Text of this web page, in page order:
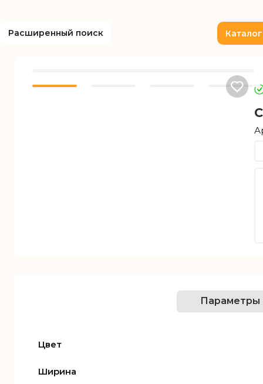
Расширенный поиск Каталог
Параметры
Цвет
Ширина